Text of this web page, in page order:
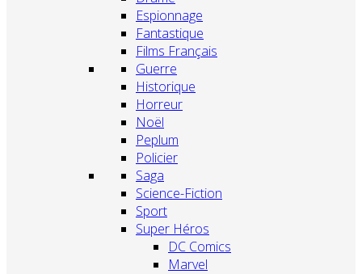
Espionnage
Fantastique
Films Français
Guerre
Historique
Horreur
Noël
Peplum
Policier
Saga
Science-Fiction
Sport
Super Héros
DC Comics
Marvel